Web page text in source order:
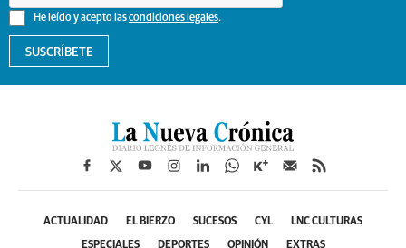
He leído y acepto lascondiciones legales.
SUSCRÍBETE
ACTUALIDAD EL BIERZO SUCESOS CYL LNC CULTURAS
ESPECIALES DEPORTES OPINIÓN EXTRAS